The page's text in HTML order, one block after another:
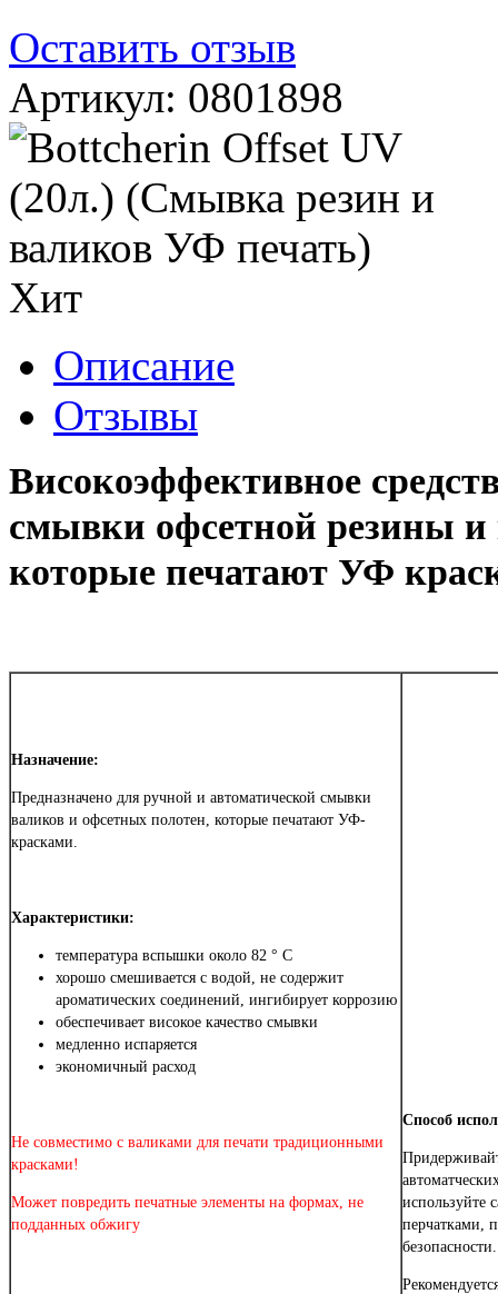
Оставить отзыв
Артикул: 0801898
Хит
Описание
Отзывы
Високоэффективное
смывки офсетной резины
которые печатают УФ
Назначение:
Предназначено для ручной и автоматической смывки
валиков и офсетных полотен, которые печатают УФ-
красками.
Характеристики:
температура вспышки около 82 ° С
хорошо смешивается с водой, не содержит
ароматических соединений, ингибирует коррозию
обеспечивает високое качество смывки
медленно испаряется
экономичный расход
Не совместимо с валиками для печати традиционными
красками!
Может повредить печатные элементы на формах, не
подданных обжигу
Способ
используйте
перчатками,
безопасности.